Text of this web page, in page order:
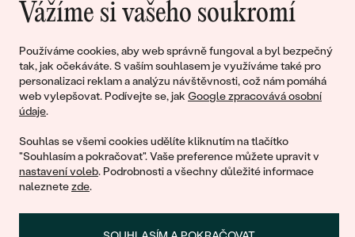
Vážíme si vašeho soukromí
Používáme cookies, aby web správně fungoval a byl bezpečný
tak, jak očekáváte. S vaším souhlasem je využíváme také pro
personalizaci reklam a analýzu návštěvnosti, což nám pomáhá
web vylepšovat. Podívejte se, jak Google zpracovává osobní
údaje.
Souhlas se všemi cookies udělíte kliknutím na tlačítko
"Souhlasím a pokračovat". Vaše preference můžete upravit v
nastavení voleb. Podrobnosti a všechny důležité informace
naleznetezde.
Připojte se k nám!
© 2011 - 2026, Eppi.cz